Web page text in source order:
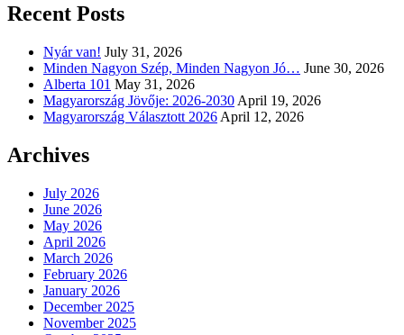
Recent Posts
Nyár van! July 31, 2026
Minden Nagyon Szép, Minden Nagyon Jó… June 30, 2026
Alberta 101 May 31, 2026
Magyarország Jövője: 2026-2030 April 19, 2026
Magyarország Választott 2026 April 12, 2026
Archives
July 2026
June 2026
May 2026
April 2026
March 2026
February 2026
January 2026
December 2025
November 2025